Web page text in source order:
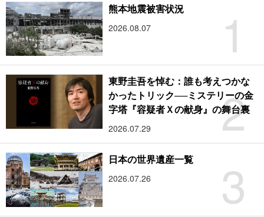
1
熊本地震被害状況
2026.08.07
2
東野圭吾を悼む：誰も考えつかな
かったトリック──ミステリーの金
字塔『容疑者Ｘの献身』の舞台裏
2026.07.29
3
日本の世界遺産一覧
2026.07.26